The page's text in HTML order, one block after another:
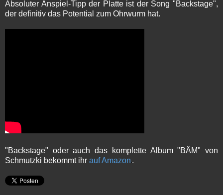
Absoluter Anspiel-Tipp der Platte ist der Song "Backstage",
der definitiv das Potential zum Ohrwurm hat.
"Backstage" oder auch das komplette Album "BÄM" von
Schmutzki bekommt ihr auf Amazon .